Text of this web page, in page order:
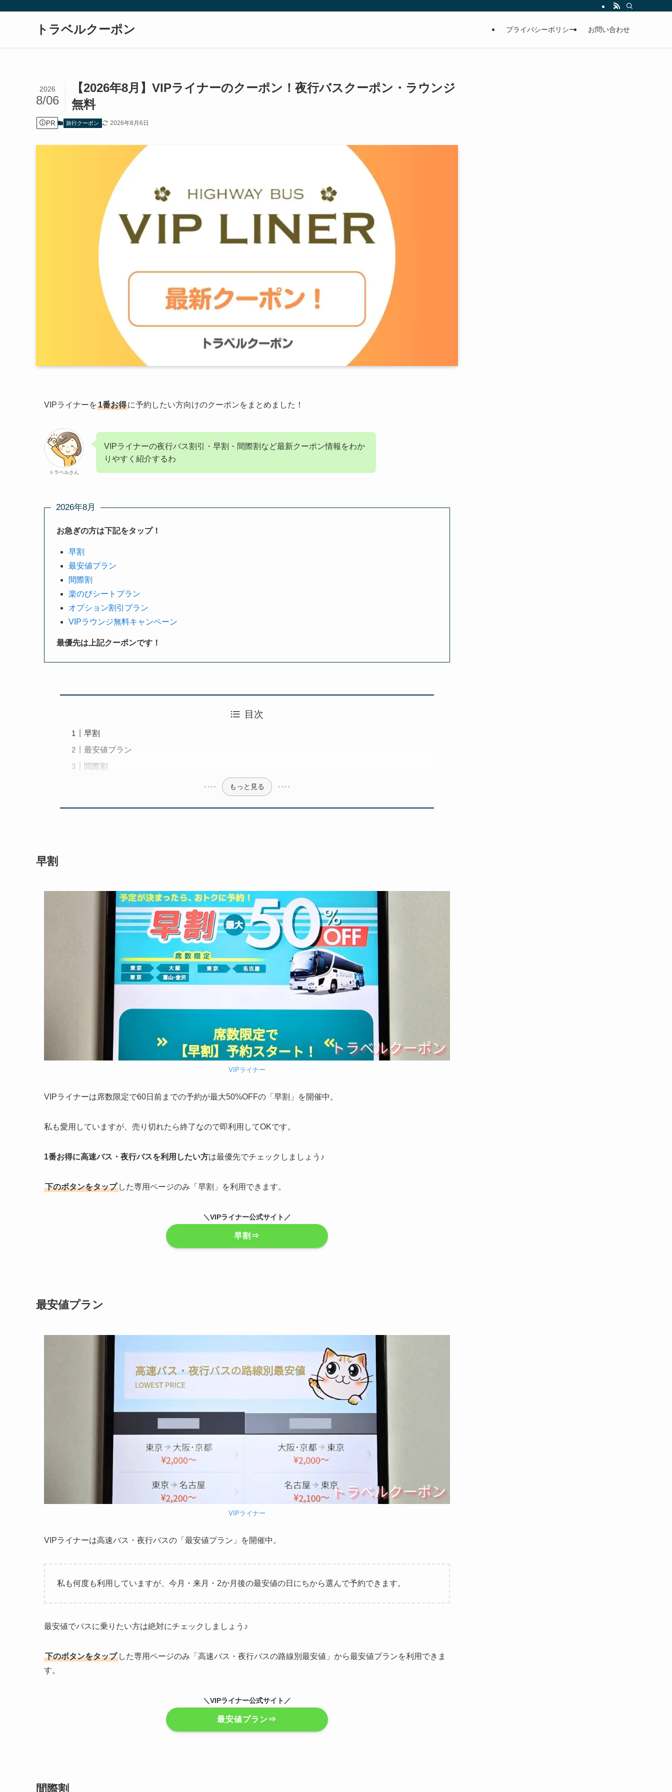
トラベルクーポン プライバシーポリシー お問い合わせ
【2026年8月】VIPライナーのクーポン！夜行バスクーポン・ラウンジ
無料
2026
8/06
PR 旅行クーポン 2026年8月6日
VIPライナーを1番お得に予約したい方向けのクーポンをまとめました！
トラベルさん
VIPライナーの夜行バス割引・早割・間際割など最新クーポン情報をわか
りやすく紹介するわ
2026年8月
お急ぎの方は下記をタップ！
早割
最安値プラン
間際割
楽のびシートプラン
オプション割引プラン
VIPラウンジ無料キャンペーン
最優先は上記クーポンです！
目次
早割
最安値プラン
間際割
もっと見る
早割
VIPライナー
VIPライナーは席数限定で60日前までの予約が最大50%OFFの「早割」を開催中。
私も愛用していますが、売り切れたら終了なので即利用してOKです。
1番お得に高速バス・夜行バスを利用したい方は最優先でチェックしましょう♪
下のボタンをタップ した専用ページのみ「早割」を利用できます。
＼VIPライナー公式サイト／
早割⇒
最安値プラン
VIPライナー
VIPライナーは高速バス・夜行バスの「最安値プラン」を開催中。
私も何度も利用していますが、今月・来月・2か月後の最安値の日にちから選んで予約できます。
最安値でバスに乗りたい方は絶対にチェックしましょう♪
下のボタンをタップ した専用ページのみ「高速バス・夜行バスの路線別最安値」から最安値プランを利用できま
す。
＼VIPライナー公式サイト／
最安値プラン⇒
間際割